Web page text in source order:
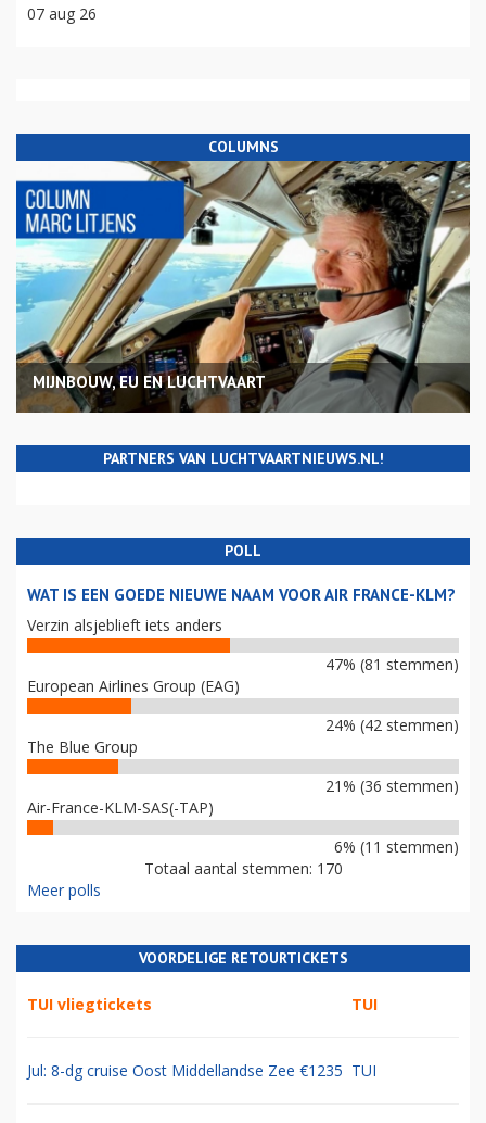
07 aug 26
COLUMNS
MIJNBOUW, EU EN LUCHTVAART
PARTNERS VAN LUCHTVAARTNIEUWS.NL!
POLL
WAT IS EEN GOEDE NIEUWE NAAM VOOR AIR FRANCE-KLM?
Verzin alsjeblieft iets anders
47% (81 stemmen)
European Airlines Group (EAG)
24% (42 stemmen)
The Blue Group
21% (36 stemmen)
Air-France-KLM-SAS(-TAP)
6% (11 stemmen)
Totaal aantal stemmen: 170
Meer polls
VOORDELIGE RETOURTICKETS
TUI vliegtickets TUI
Jul: 8-dg cruise Oost Middellandse Zee €1235 TUI